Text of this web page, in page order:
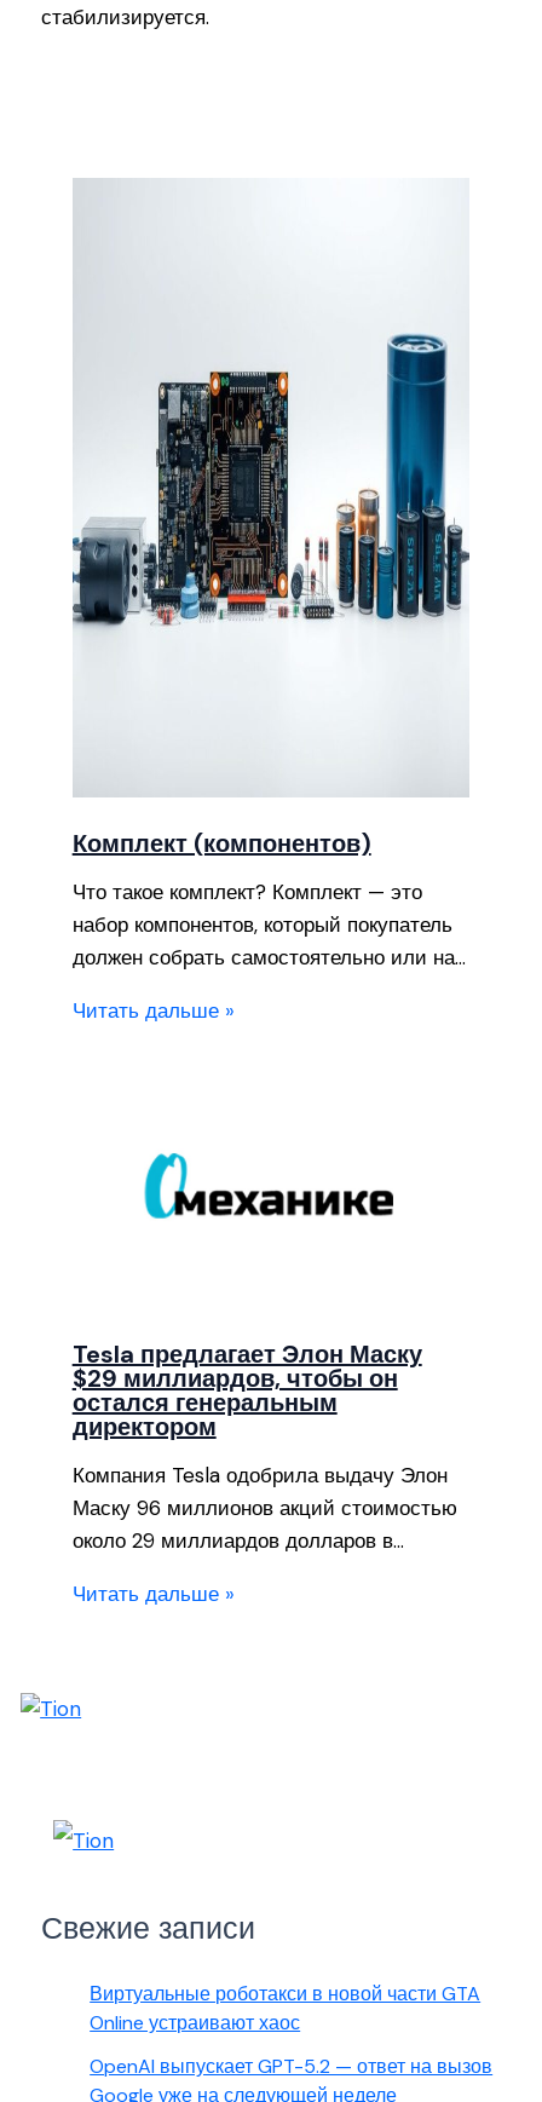
стабилизируется.
Комплект (компонентов)
Что такое комплект? Комплект — это
набор компонентов, который покупатель
должен собрать самостоятельно или на…
Читать дальше »
Tesla предлагает Элон Маску
$29 миллиардов, чтобы он
остался генеральным
директором
Компания Tesla одобрила выдачу Элон
Маску 96 миллионов акций стоимостью
около 29 миллиардов долларов в…
Читать дальше »
Свежие записи
Виртуальные роботакси в новой части GTA
Online устраивают хаос
OpenAI выпускает GPT-5.2 — ответ на вызов
Google уже на следующей неделе